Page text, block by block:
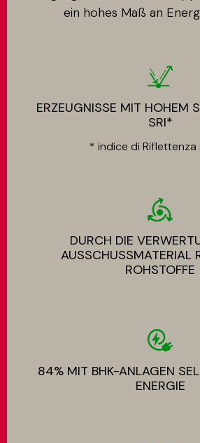
ein hohes Maß an
ERZEUGNISSE MIT HOHEM
SRI*
* indice di Riflettenza
DURCH DIE
AUSSCHUSSMATERIAL
ROHSTOFFE
84% MIT BHK-ANLAGEN
ENERGIE